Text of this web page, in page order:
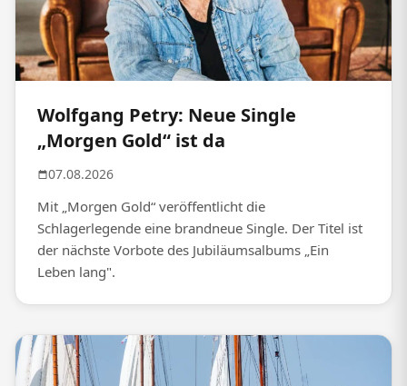
Wolfgang Petry: Neue Single
„Morgen Gold“ ist da
07.08.2026
Mit „Morgen Gold“ veröffentlicht die
Schlagerlegende eine brandneue Single. Der Titel ist
der nächste Vorbote des Jubiläumsalbums „Ein
Leben lang".